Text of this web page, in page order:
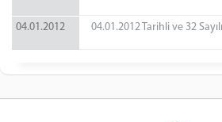
04.01.2012 04.01.2012 Tarihli ve 32